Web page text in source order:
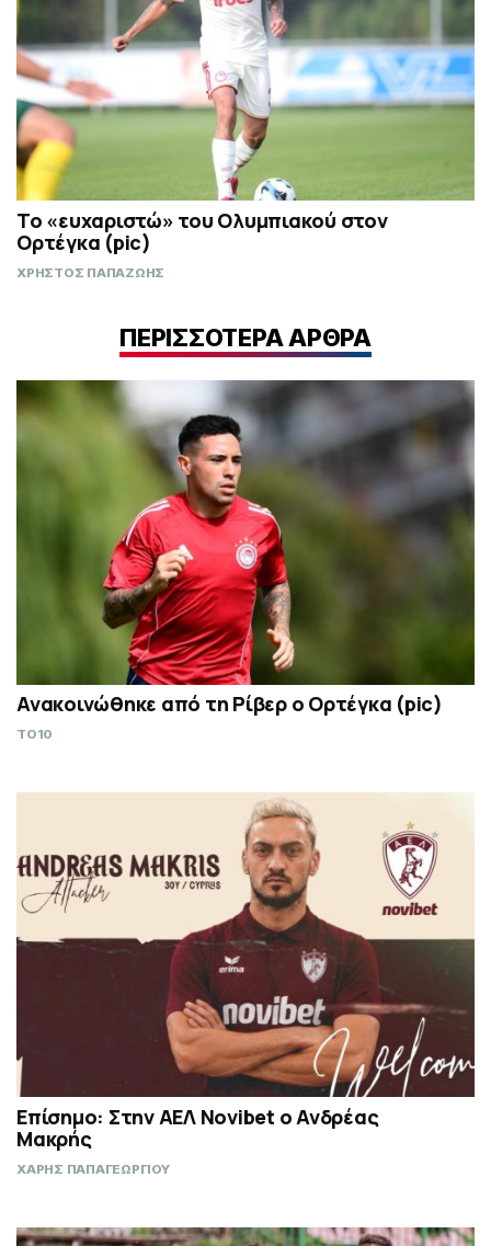
Το «ευχαριστώ» του Ολυμπιακού στον
Ορτέγκα (pic)
ΧΡΗΣΤΟΣ ΠΑΠΑΖΩΗΣ
ΠΕΡΙΣΣΟΤΕΡΑ ΑΡΘΡΑ
Ανακοινώθηκε από τη Ρίβερ ο Ορτέγκα (pic)
TO10
Επίσημο: Στην ΑΕΛ Novibet ο Ανδρέας
Μακρής
ΧΑΡΗΣ ΠΑΠΑΓΕΩΡΓΙΟΥ